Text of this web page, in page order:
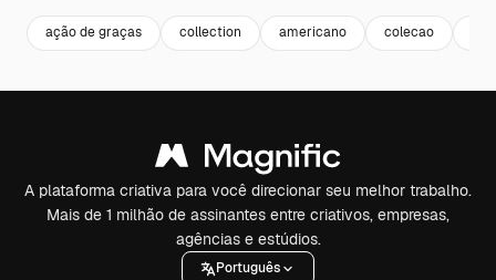
ação de graças collection americano colecao
A plataforma criativa para você direcionar seu melhor trabalho.
Mais de 1 milhão de assinantes entre criativos, empresas,
agências e estúdios.
Português